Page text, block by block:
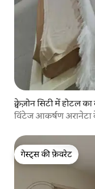
क्वेज़ोन सिटी में होटल का
विंटेज आकर्षण अरानेटा
गेस्ट्स की फ़ेवरेट
गेस्ट्स की फ़ेवरेट